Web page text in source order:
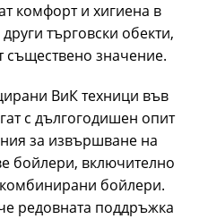
комфорт и хигиена в
търговски обекти,
съществено значение.
ВиК техници във
с дългогодишен опит
за извършване на
бойлери, включително
бойлери.
редовната поддръжка